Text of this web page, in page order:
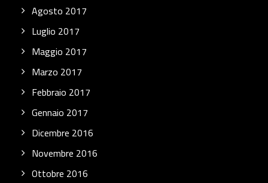
Agosto 2017
Luglio 2017
Maggio 2017
Marzo 2017
Febbraio 2017
Gennaio 2017
Dicembre 2016
Novembre 2016
Ottobre 2016